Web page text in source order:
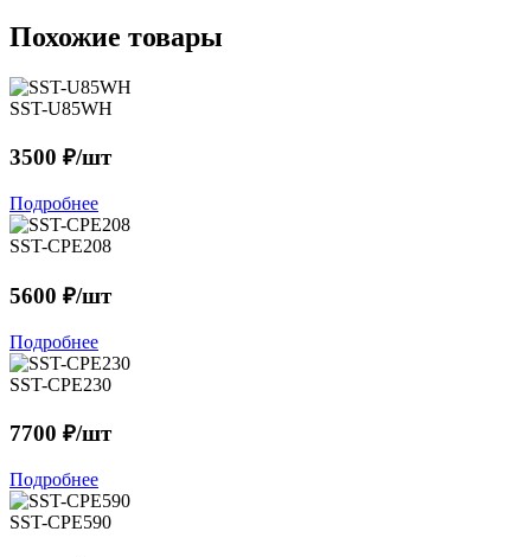
Похожие товары
SST-U85WH
3500 ₽/шт
Подробнее
SST-CPE208
5600 ₽/шт
Подробнее
SST-CPE230
7700 ₽/шт
Подробнее
SST-CPE590